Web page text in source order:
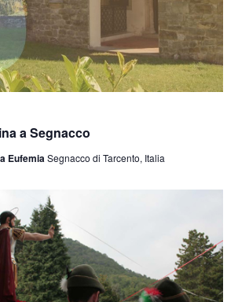
a Segnacco
EufemiaSegnacco di Tarcento, Italia